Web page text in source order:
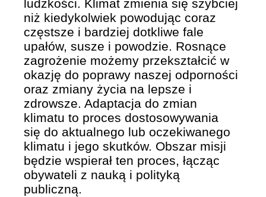
ludzkości. Klimat zmienia się szybciej
niż kiedykolwiek powodując coraz
częstsze i bardziej dotkliwe fale
upałów, susze i powodzie. Rosnące
zagrożenie możemy przekształcić w
okazję do poprawy naszej odporności
oraz zmiany życia na lepsze i
zdrowsze. Adaptacja do zmian
klimatu to proces dostosowywania
się do aktualnego lub oczekiwanego
klimatu i jego skutków. Obszar misji
będzie wspierał ten proces, łącząc
obywateli z nauką i polityką
publiczną.